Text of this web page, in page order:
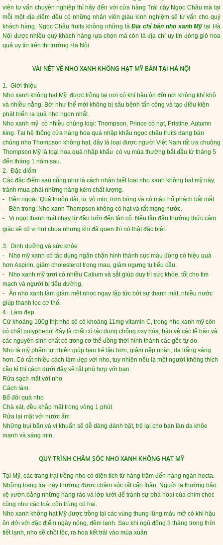
viên tư vấn chuyên nghiệp thì hãy đến với cửa hàng Trái cây Ngọc Châu mà tại
mỗi một địa điểm đều có những nhân viên giàu kinh nghiệm sẽ tư vấn cho quý
khách hàng. Ngọc Châu fruits không những làĐịa chỉ bán nho xanh Mỹ tại Hà
Nội được nhiều quý khách hàng lựa chọn mà còn là địa chỉ uy tín đóng giỏ hoa
quả uy tín trên thị trường Hà Nội
VÀI NÉT VỀ NHO XANH KHÔNG HẠT MỸ BÁN TẠI HÀ NỘI
1. Giới thiệu
Nho xanh không hạt Mỹ được trồng tại nơi có khí hậu ôn đới nơi không khí khô
và nhiều nắng. Bởi như thế mới không bị sâu bệnh tấn công và tạo điều kiện
phát triển ra quả nho ngon nhất.
Nho xanh mỹ có nhiều chủng loại: Thompson, Prince có hạt, Pristine, Autumn
king. Tại hệ thống cửa hàng hoa quả nhập khẩu ngọc châu fruits đang bán
chủng nho Thompson không hạt, đây là loại được người Việt Nam rất ưa chuộng
Thompson Mỹ là loại hoa quả nhập khẩu có vụ mùa thường bắt đầu từ tháng 5
đến tháng 1 năm sau.
2. Đặc điểm
Các đặc điểm sau cũng như là cách nhận biết loại nho xanh không hạt mỹ này,
tránh mua phải những hàng kém chất lượng.
- Bên ngoài: Quả thuôn dài, to, vỏ mịn, trơn bóng và có màu hổ phách bắt mắt
- Bên trong: Nho xanh Thompson không có hạt và rất mọng nước.
- Vị ngọt thanh mát chạy từ đầu lưỡi đến tận cổ. Nếu lần đầu thưởng thức cảm
giác sẽ có vị hơi chua nhưng khi đã quen thì nó thật đặc biệt.
3. Dinh dưỡng và sức khỏe
- Nho mỹ xanh có tác dụng ngăn chặn hình thành cục máu đông có hiệu quả
hơn Aspirin, giảm cholesterol trong mau, giảm ngưng tụ tiểu cầu.
- Nho xanh mỹ tươi có nhiều Calium và sắt giúp duy trì sức khỏe, tốt cho tim
mạch và người bị tiểu đường.
- Ăn nho xanh làm giảm mệt nhọc ngay lập tức bởi sự thanh mát, nhiều nước
giúp thanh lọc cơ thể.
4. Làm đẹp
Cứ khoảng 100g thịt nho sẽ có khoảng 11mg vitamin C, trong nho xanh mỹ còn
có chất polyphenol đây là chất có tác dụng chống oxy hóa, bảo vệ các tế bào và
các nguyên sinh chất có trong cơ thể đồng thời hình thành các gốc tự do.
Nho là mỹ phẩm tự nhiên giúp bạn trẻ lâu hơn, giảm nếp nhăn, da trắng sáng
hơn. Có rất nhiều cách làm đẹp với nho, tuy nhiên nếu là một người không thích
cầu kì thì cách dưới đây sẽ rất phù hợp với bạn.
Rửa sạch mặt với nho
Cách làm:
Bổ đôi quả nho
Chà xát, đều khắp mặt trong vòng 1 phút
Rửa lại mặt với nước ấm
Những bụi bẩn và vi khuẩn sẽ dễ dàng đánh bật, trẻ lại cho bạn làn da khỏe
mạnh và sáng mịn.
QUY TRÌNH CHĂM SÓC NHO XANH KHÔNG HẠT MỸ
Tại Mỹ, các trang trại trồng nho có diện tích từ hàng trăm đến hàng ngàn hecta.
Những trang trại này thường được chăm sóc rất cẩn thận. Người ta thường bảo
vệ vườn bằng những hàng rào và lớp lưới để tránh sự phá hoại của chim chóc
cũng như các loài côn trùng có hại.
Nho xanh không hạt Mỹ được trồng tại các vùng thung lũng màu mỡ có khí hậu
ôn đới với đặc điểm ngày nóng, đêm lạnh. Sau khi ngủ đông 3 tháng trong thời
tiết lạnh, nho sẽ chồi lộc, ra hoa kết trái vào mùa xuân